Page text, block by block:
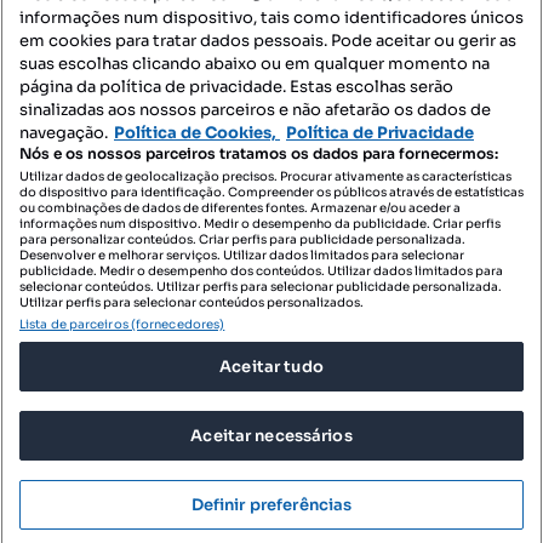
Mapa do Site
Contacte-nos
SIGA-NOS:
DESCARREGAR NA:
© 2026 Imovirtual.com, OLX Portugal, S.A.
TERMOS DE UTILIZAÇÃO
POLÍTICA DE PRIVACIDADE
CONFIGURAÇÕES DE PRIVACIDADE
informações num dispositivo, tais como identificadores únicos
em cookies para tratar dados pessoais. Pode aceitar ou gerir as
suas escolhas clicando abaixo ou em qualquer momento na
página da política de privacidade. Estas escolhas serão
sinalizadas aos nossos parceiros e não afetarão os dados de
navegação. Política de Cookies, Política de Privacidade
Nós e os nossos parceiros tratamos os dados para fornecermos:
Utilizar dados de geolocalização precisos. Procurar ativamente as características
do dispositivo para identificação. Compreender os públicos através de estatísticas
ou combinações de dados de diferentes fontes. Armazenar e/ou aceder a
informações num dispositivo. Medir o desempenho da publicidade. Criar perfis
para personalizar conteúdos. Criar perfis para publicidade personalizada.
Desenvolver e melhorar serviços. Utilizar dados limitados para selecionar
publicidade. Medir o desempenho dos conteúdos. Utilizar dados limitados para
selecionar conteúdos. Utilizar perfis para selecionar publicidade personalizada.
Utilizar perfis para selecionar conteúdos personalizados.
Lista de parceiros (fornecedores)
Aceitar tudo
Aceitar necessários
Definir preferências